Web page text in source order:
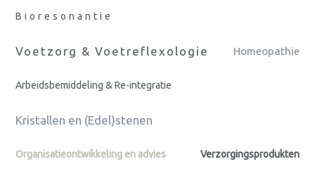
Bioresonantie
Voetzorg & Voetreflexologie Homeopathie
Arbeidsbemiddeling & Re-integratie
Kristallen en (Edel)stenen
Organisatieontwikkeling en advies Verzorgingsprodukten